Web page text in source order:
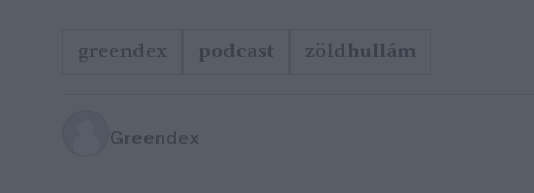
greendex podcast zöldhullám
Greendex